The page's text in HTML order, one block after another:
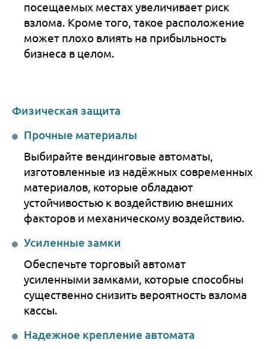
посещаемых местах увеличивает риск
взлома. Кроме того, такое расположение
может плохо влиять на прибыльность
бизнеса в целом.
Физическая защита
Прочные материалы
Выбирайте вендинговые автоматы,
изготовленные из надёжных современных
материалов, которые обладают
устойчивостью к воздействию внешних
факторов и механическому воздействию.
Усиленные замки
Обеспечьте торговый автомат
усиленными замками, которые способны
существенно снизить вероятность взлома
кассы.
Надежное крепление автомата